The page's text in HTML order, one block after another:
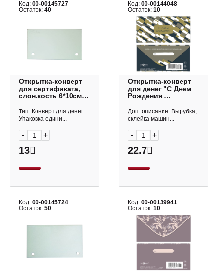
Код: 00-00145727
Остаток: 40
Открытка-конверт
для сертификата,
слон.кость 6*10см
Полином
Тип: Конверт для денег
Упаковка едини...
- +
13
Код:00-00144048
Остаток:10
Открытка-конверт
для денег "С Днем
Рождения.
8,3*16,7см 0320.977
Арт Дизайн
Доп. описание: Вырубка,
склейка машин...
- +
22.7
Код: 00-00145724
Остаток: 50
Код:00-00139941
Остаток:10